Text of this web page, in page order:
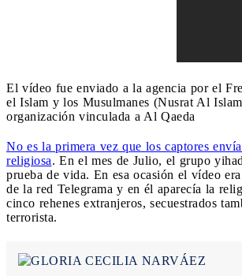
El vídeo fue enviado a la agencia por el
el Islam y los Musulmanes (Nusrat Al
organización vinculada a Al Qaeda
No es la primera vez que los captores
religiosa. En el mes de Julio, el grupo
prueba de vida. En esa ocasión el vídeo
de la red Telegrama y en él aparecía la
cinco rehenes extranjeros, secuestrados
terrorista.